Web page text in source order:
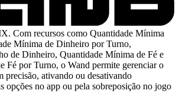
Com recursos como Quantidade Mínima
Mínima de Dinheiro por Turno,
de Dinheiro, Quantidade Mínima de Fé e
Fé por Turno, o Wand permite gerenciar o
precisão, ativando ou desativando
opções no app ou pela sobreposição no jogo